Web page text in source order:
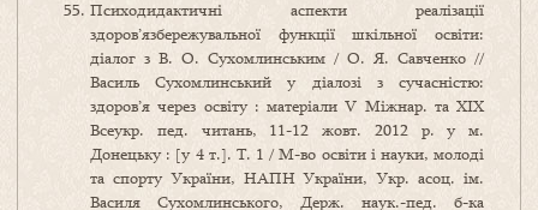
Психодидактичні аспекти реалізації
здоров’язбережувальної функції шкільної освіти:
діалог з В. О. Сухомлинським / О. Я. Савченко //
Василь Сухомлинський у діалозі з сучасністю:
здоров’я через освіту : матеріали V Міжнар. та ХІХ
Всеукр. пед. читань, 11-12 жовт. 2012 р. у м.
Донецьку : [у 4 т.]. Т. 1 / М-во освіти і науки, молоді
та спорту України, НАПН України, Укр. асоц. ім.
Василя Сухомлинського, Держ. наук.-пед. б-ка